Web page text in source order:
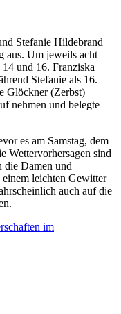
Stefanie Hildebrand
aus. Um jeweils acht
14 und 16. Franziska
Stefanie als 16.
Glöckner (Zerbst)
nehmen und belegte
es am Samstag, dem
Wettervorhersagen sind
die Damen und
leichten Gewitter
auch auf die
im